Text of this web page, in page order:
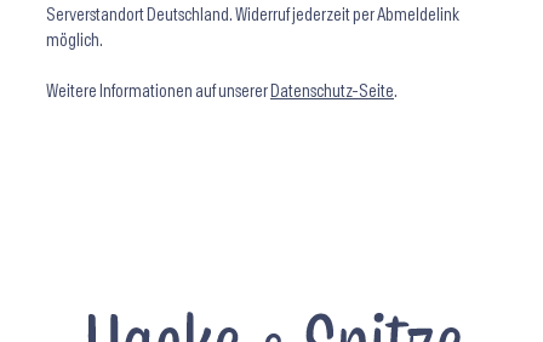
Serverstandort Deutschland. Widerruf jederzeit per Abmeldelink
möglich.
Weitere Informationen auf unserer Datenschutz-Seite.